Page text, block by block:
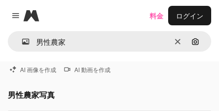
Close menu
Magnific
消去 画像で
料金 ログイン
AI 画像を作成 AI 動画を作成
男性農家写真